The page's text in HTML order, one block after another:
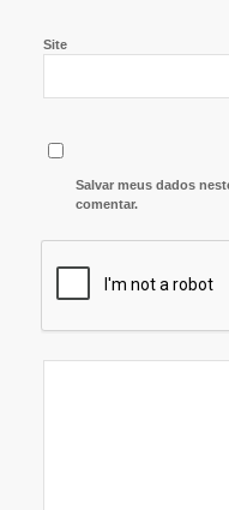
Site
Salvar meus dados
comentar.